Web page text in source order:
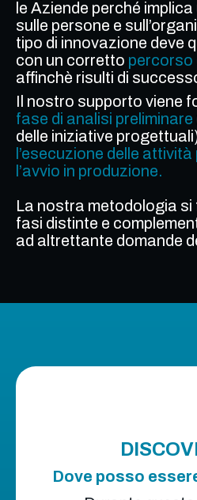
le Aziende perché
sulle persone e
tipo di innovazione deve
con un corretto percorso
affinchè risulti di
Il nostro supporto viene
fase di analisi preliminare
delle iniziative
l’esecuzione delle
l’avvio in produzione.
La nostra metodologia
fasi distinte e
ad altrettante domande
Dove posso